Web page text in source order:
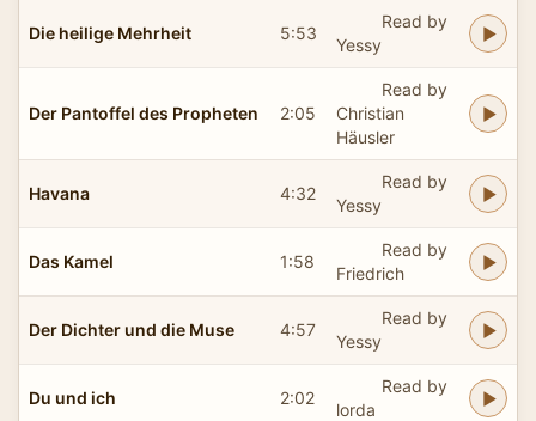
Die heilige Mehrheit 5:53
Read by
Yessy
Der Pantoffel des Propheten 2:05
Read by
Christian
Häusler
Havana 4:32
Read by
Yessy
Das Kamel 1:58
Read by
Friedrich
Der Dichter und die Muse 4:57
Read by
Yessy
Du und ich 2:02
Read by
lorda